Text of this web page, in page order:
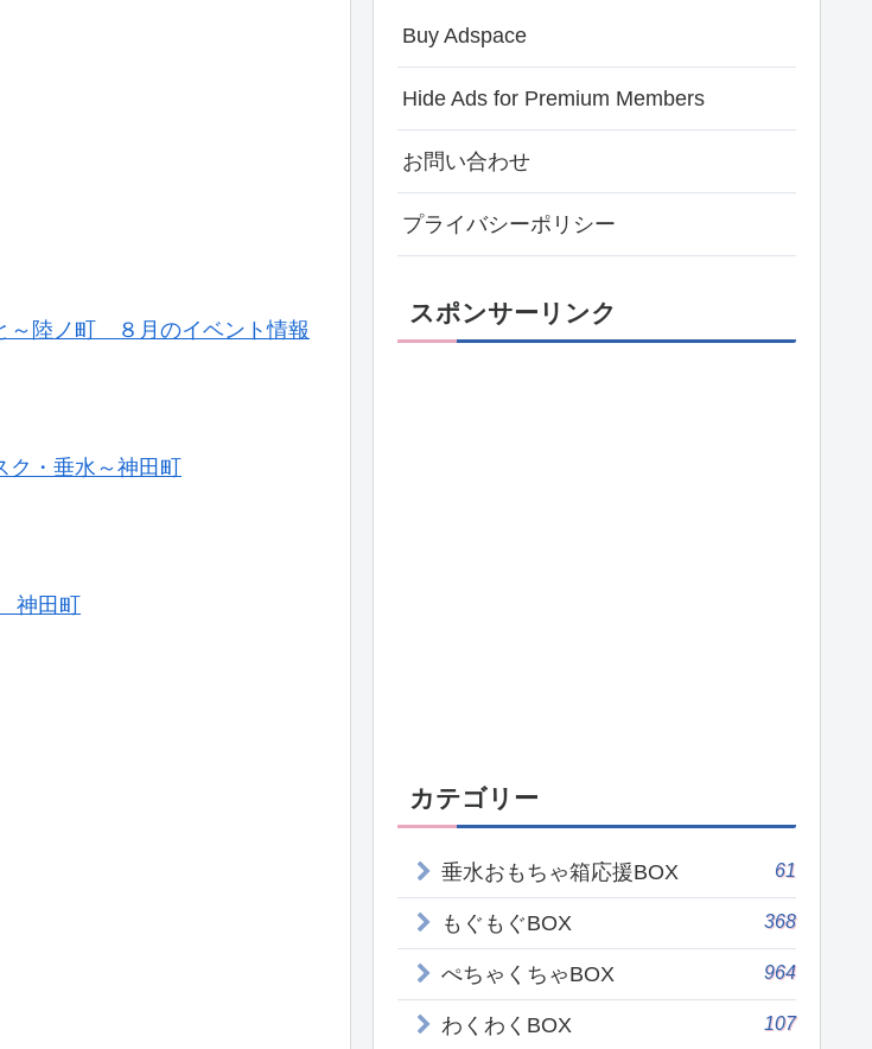
～陸ノ町 ８月のイベント情報
・垂水～神田町
神田町
Buy Adspace
Hide Ads for Premium Members
お問い合わせ
プライバシーポリシー
スポンサーリンク
カテゴリー
垂水おもちゃ箱応援BOX 61
もぐもぐBOX 368
ぺちゃくちゃBOX 964
わくわくBOX 107